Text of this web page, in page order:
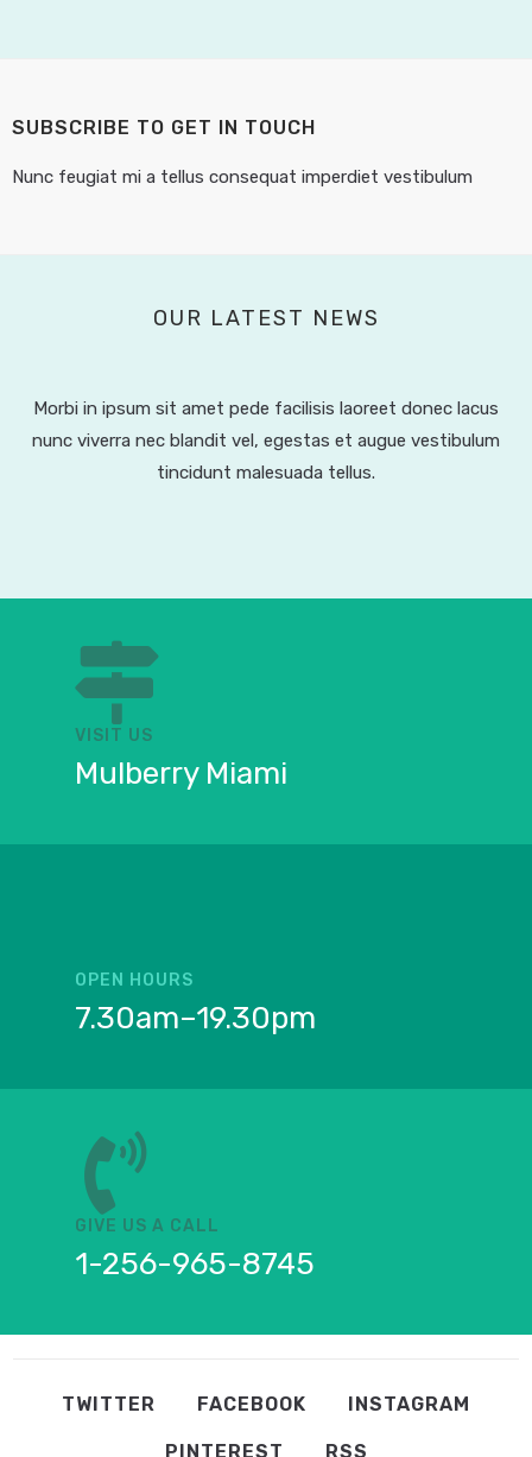
SUBSCRIBE TO GET IN TOUCH
Nunc feugiat mi a tellus consequat imperdiet vestibulum
OUR LATEST NEWS
Morbi in ipsum sit amet pede facilisis laoreet donec lacus
nunc viverra nec blandit vel, egestas et augue vestibulum
tincidunt malesuada tellus.
VISIT US
Mulberry Miami
OPEN HOURS
7.30am–19.30pm
GIVE US A CALL
1-256-965-8745
TWITTER FACEBOOK INSTAGRAM
PINTEREST RSS